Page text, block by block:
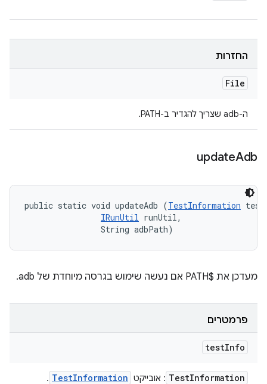
החזרות
File
ה-adb שצריך להגדיר ב-PATH.
updateAdb
public static void updateAdb (TestInformation
IRunUtil runUtil,
                String adbPath)
מעדכן את $PATH אם נעשה שימוש בגרסה מיוחדת של adb.
פרמטרים
testInfo
TestInformation : אובייקט TestInformation
.